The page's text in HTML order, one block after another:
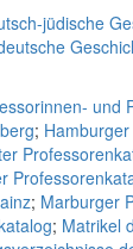
jüdische
und
;
; Marburger
; Matrikel